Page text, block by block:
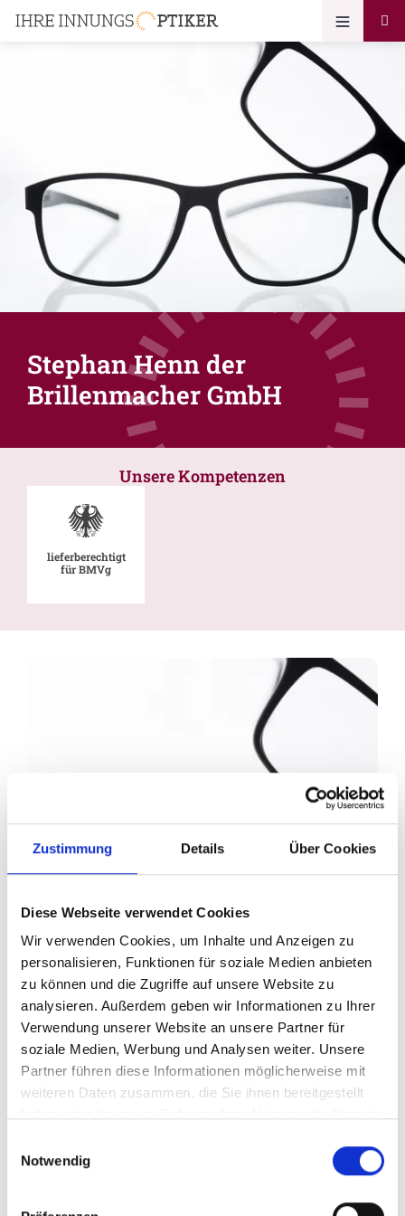
Zustimmung Details Über Cookies
Diese Webseite verwendet Cookies
Wir verwenden Cookies, um Inhalte und Anzeigen zu
personalisieren, Funktionen für soziale Medien anbieten
zu können und die Zugriffe auf unsere Website zu
analysieren. Außerdem geben wir Informationen zu Ihrer
Verwendung unserer Website an unsere Partner für
soziale Medien, Werbung und Analysen weiter. Unsere
Partner führen diese Informationen möglicherweise mit
weiteren Daten zusammen, die Sie ihnen bereitgestellt
Notwendig
Stephan Henn der
Brillenmacher GmbH
Unsere Kompetenzen
lieferberechtigt
für BMVg
Ihr Partner für optimales
Sehen in Osthofen
Als erster Ansprechpartner für das gute Sehen sind wir
ästhetisch perfekt auf Ihre individuellen Wünsche und
Bedürfnisse angepasste Sehhilfe kümmern. Wir sind
auch oft die Ersten, die eventuelle Auffälligkeiten am